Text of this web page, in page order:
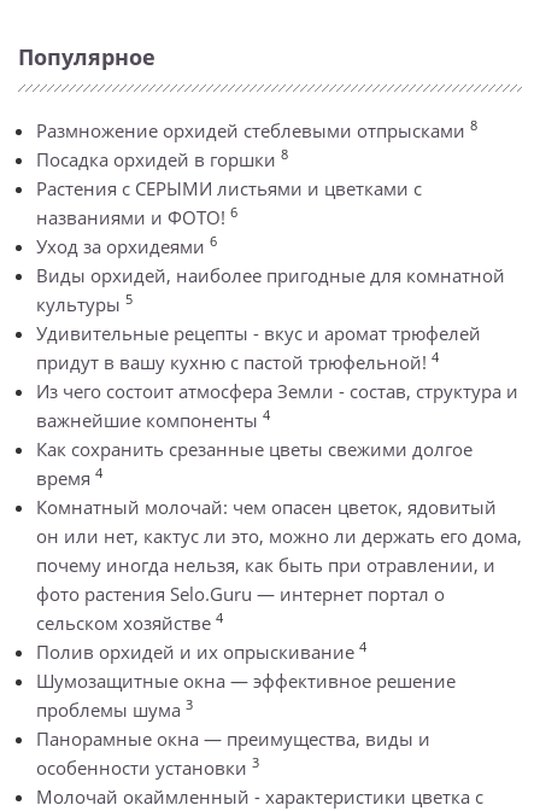
Популярное
Размножение орхидей стеблевыми отпрысками 8
Посадка орхидей в горшки 8
Растения с СЕРЫМИ листьями и цветками с
названиями и ФОТО! 6
Уход за орхидеями 6
Виды орхидей, наиболее пригодные для комнатной
культуры 5
Удивительные рецепты - вкус и аромат трюфелей
придут в вашу кухню с пастой трюфельной! 4
Из чего состоит атмосфера Земли - состав, структура и
важнейшие компоненты 4
Как сохранить срезанные цветы свежими долгое
время 4
Комнатный молочай: чем опасен цветок, ядовитый
он или нет, кактус ли это, можно ли держать его дома,
почему иногда нельзя, как быть при отравлении, и
фото растения Selo.Guru — интернет портал о
сельском хозяйстве 4
Полив орхидей и их опрыскивание 4
Шумозащитные окна — эффективное решение
проблемы шума 3
Панорамные окна — преимущества, виды и
особенности установки 3
Молочай окаймленный - характеристики цветка с